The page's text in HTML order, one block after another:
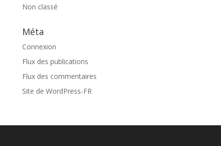
Non classé
Méta
Connexion
Flux des publications
Flux des commentaires
Site de WordPress-FR